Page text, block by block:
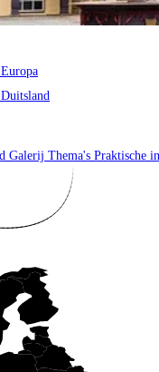
Galerij Thema's Praktische